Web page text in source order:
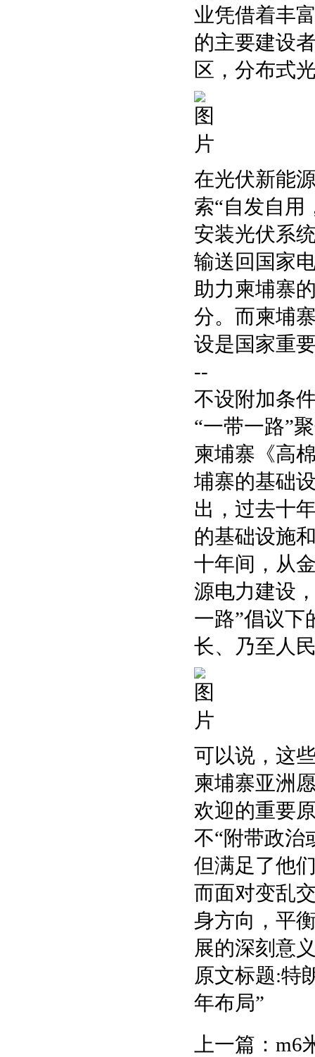
业凭借着丰
的主要建设
区，分布式
在光伏新能
索“自发自用
安装光伏系
输送回国家
助力柬埔寨
分。而柬埔
设是国家重
--
不设附加条
“一带一路”
柬埔寨《高
埔寨的基础
出，过去十
的基础设施
十年间，从
源电力建设
一路”倡议下
长、乃至人
可以说，这
柬埔寨亚洲
欢迎的重要
不“附带政治
但满足了他
而面对变乱
身方向，平
展的深刻意
原文标题:特
年布局”
上一篇： m6